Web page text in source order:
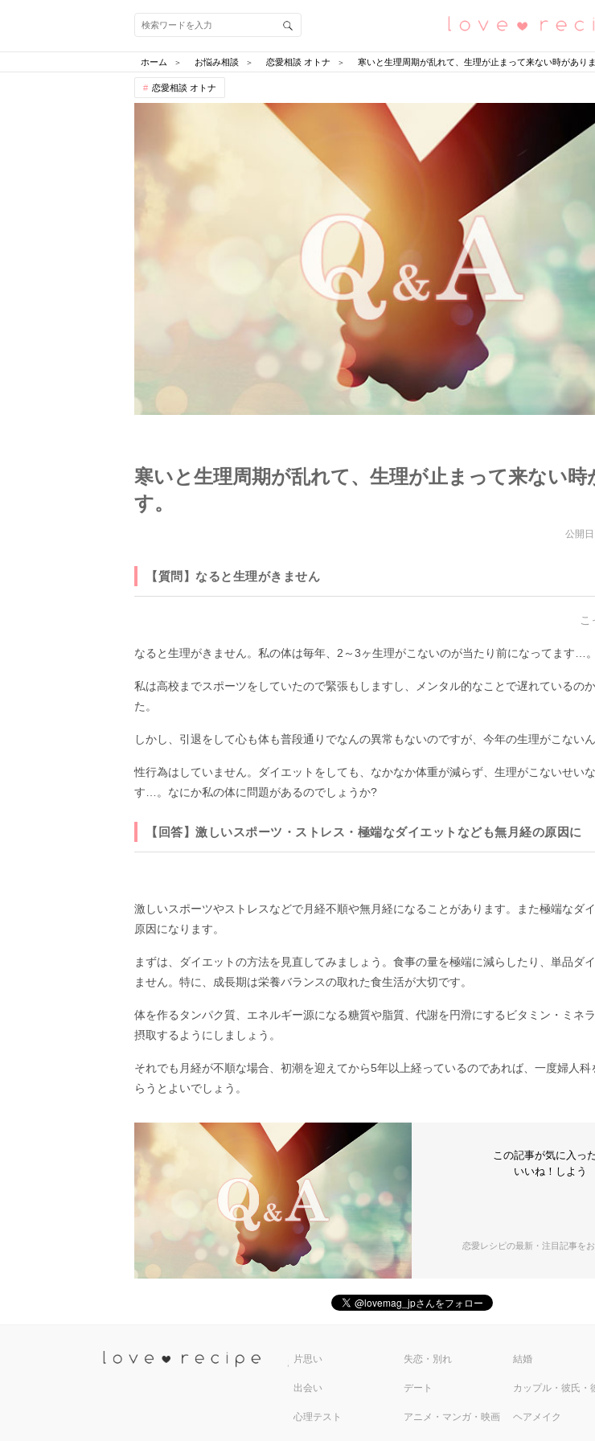
ホーム お悩み相談 恋愛相談 オトナ 寒いと生理周期が乱れて、生理が止まって来ない時がありま
恋愛相談 オトナ
寒いと生理周期が乱れて、生理が止まって来ない時
す。
公開
【質問】なると生理がきません
なると生理がきません。私の体は毎年、2～3ヶ生理がこないのが当たり前になってます…。
私は高校までスポーツをしていたので緊張もしますし、メンタル的なことで遅れているの
た。
しかし、引退をして心も体も普段通りでなんの異常もないのですが、今年の生理がこない
性行為はしていません。ダイエットをしても、なかなか体重が減らず、生理がこないせい
す…。なにか私の体に問題があるのでしょうか?
【回答】激しいスポーツ・ストレス・極端なダイエットなども無月経の原因に
激しいスポーツやストレスなどで月経不順や無月経になることがあります。また極端なダ
原因になります。
まずは、ダイエットの方法を見直してみましょう。食事の量を極端に減らしたり、単品ダ
ません。特に、成長期は栄養バランスの取れた食生活が大切です。
体を作るタンパク質、エネルギー源になる糖質や脂質、代謝を円滑にするビタミン・ミネ
摂取するようにしましょう。
それでも月経が不順な場合、初潮を迎えてから5年以上経っているのであれば、一度婦人科
らうとよいでしょう。
この記事が気に入っ
いいね！しよう
恋愛レシピの最新・注目記事を
片思い 失恋・別れ 結婚
出会い デート カップル・彼氏・
心理テスト アニメ・マンガ・映画 ヘアメイク
恋愛レシピ